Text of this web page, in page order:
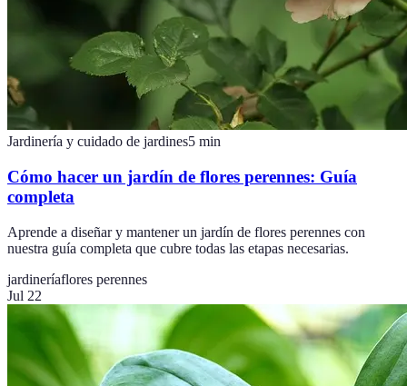
Jardinería y cuidado de jardines5 min
Cómo hacer un jardín de flores perennes: Guía
completa
Aprende a diseñar y mantener un jardín de flores perennes con
nuestra guía completa que cubre todas las etapas necesarias.
jardineríaflores perennes
Jul 22